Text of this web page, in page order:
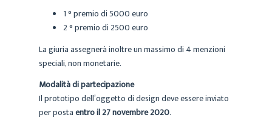
1 ° premio di 5000 euro
2 ° premio di 2500 euro
La giuria assegnerà inoltre un massimo di 4 menzioni
speciali, non monetarie.
Modalità di partecipazione
Il prototipo dell’oggetto di design deve essere inviato
per postaentro il 27 novembre 2020.